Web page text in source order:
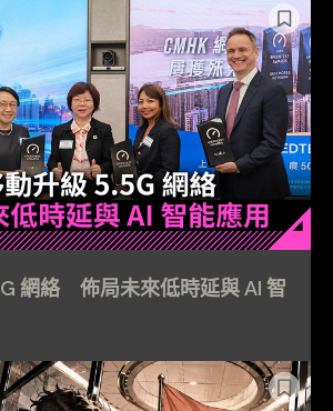
網絡 佈局未來低時延與 AI 智